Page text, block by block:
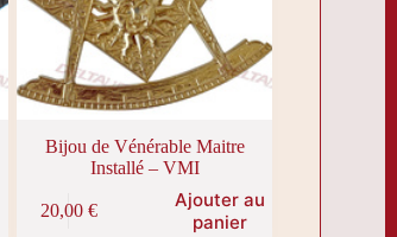
Bijou de Vénérable Maitre
Installé – VMI
20,00 €
Ajouter au
panier